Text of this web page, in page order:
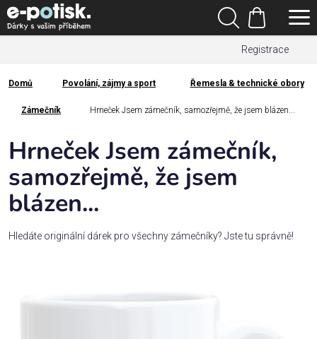
Přejít
na
obsah
Registrace
Hledat
Nákupní
košík
Kategorie
Dárek
Rodina
Láska
sport
Domů
Domů Povolání, zájmy a sport Řemesla & technické obory
Zámečník Hrneček Jsem zámečník, samozřejmě, že jsem blázen...
Hrneček Jsem zámečník,
samozřejmě, že jsem
blázen...
Hledáte originální dárek pro všechny zámečníky? Jste tu správně!